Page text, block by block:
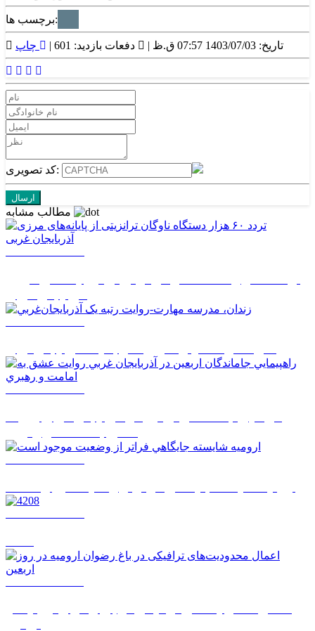
برچسب ها:
تاریخ: 1403/07/03 07:57 ق.ظ | دفعات بازدید: 601 | چاپ
کد تصویری: